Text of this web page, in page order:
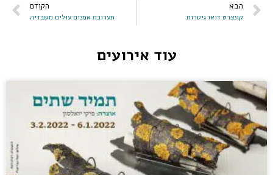
הקודם
תערוכת אמנים עולים משבדיה
הבא
קונצרט דואו גיטרות
עוד אירועים